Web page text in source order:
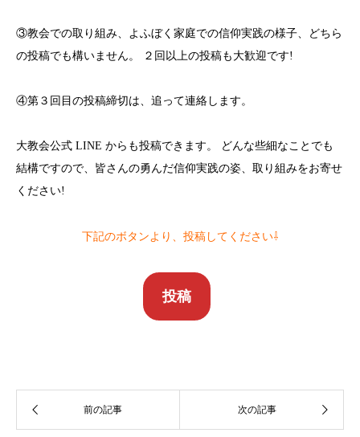
③教会での取り組み、よふぼく家庭での信仰実践の様子、どちら
の投稿でも構いません。 ２回以上の投稿も大歓迎です!
④第３回目の投稿締切は、追って連絡します。
大教会公式 LINE からも投稿できます。 どんな些細なことでも
結構ですので、皆さんの勇んだ信仰実践の姿、取り組みをお寄せ
ください!
下記のボタンより、投稿してください⇩
投稿